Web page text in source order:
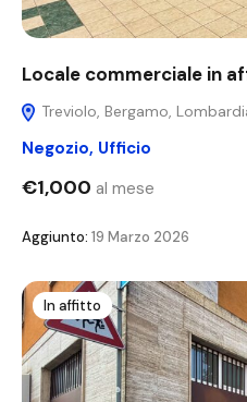
Locale commerciale in
Treviolo, Bergamo,
Negozio, Ufficio
€1,000 al mese
Aggiunto: 19 Marzo 2026
In affitto